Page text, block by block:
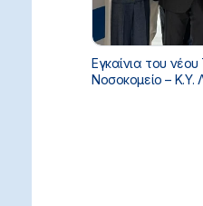
Εγκαίνια του
Νοσοκομείο – Κ.Υ.